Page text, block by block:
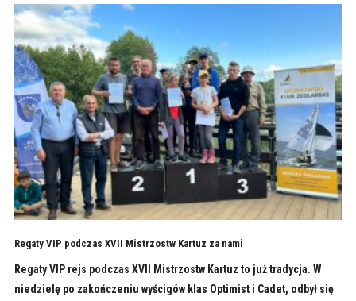
Regaty VIP podczas XVII Mistrzostw Kartuz za nami
Regaty VIP rejs podczas XVII Mistrzostw Kartuz to już tradycja. W
niedzielę po zakończeniu wyścigów klas Optimist i Cadet, odbył się